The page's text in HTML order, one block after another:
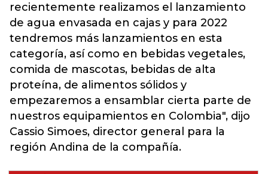
recientemente realizamos el lanzamiento
de agua envasada en cajas y para 2022
tendremos más lanzamientos en esta
categoría, así como en bebidas vegetales,
comida de mascotas, bebidas de alta
proteína, de alimentos sólidos y
empezaremos a ensamblar cierta parte de
nuestros equipamientos en Colombia", dijo
Cassio Simoes, director general para la
región Andina de la compañía.